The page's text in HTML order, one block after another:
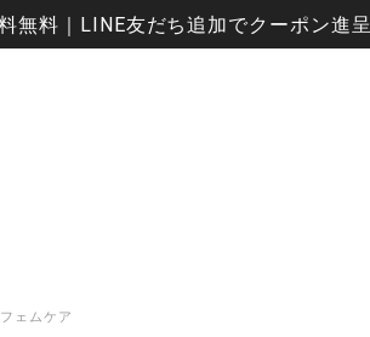
無料｜LINE友だち追加でクーポン進呈
フェムケア